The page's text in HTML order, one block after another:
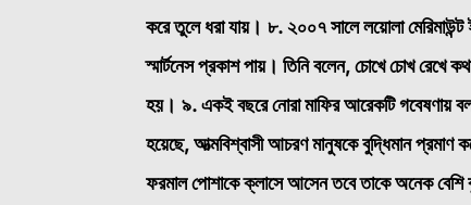
করে তুলে ধরা যায়। ৮. ২০০৭ সালে লয়োলা মেরিমাউন্ট
স্মার্টনেস প্রকাশ পায়। তিনি বলেন, চোখে চোখ
হয়। ৯. একই বছরে নোরা মাফির আরেকটি গবেষণায়
হয়েছে, আত্মবিশ্বাসী আচরণ মানুষকে বুদ্ধিমান প্রমাণ
ফরমাল পোশাকে ক্লাসে আসেন তবে তাকে অনেক বেশি